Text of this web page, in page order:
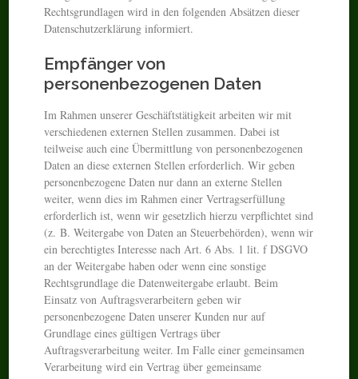
Rechtsgrundlagen wird in den folgenden Absätzen dieser
Datenschutzerklärung informiert.
Empfänger von
personenbezogenen Daten
Im Rahmen unserer Geschäftstätigkeit arbeiten wir mit
verschiedenen externen Stellen zusammen. Dabei ist
teilweise auch eine Übermittlung von personenbezogenen
Daten an diese externen Stellen erforderlich. Wir geben
personenbezogene Daten nur dann an externe Stellen
weiter, wenn dies im Rahmen einer Vertragserfüllung
erforderlich ist, wenn wir gesetzlich hierzu verpflichtet sind
(z. B. Weitergabe von Daten an Steuerbehörden), wenn wir
ein berechtigtes Interesse nach Art. 6 Abs. 1 lit. f DSGVO
an der Weitergabe haben oder wenn eine sonstige
Rechtsgrundlage die Datenweitergabe erlaubt. Beim
Einsatz von Auftragsverarbeitern geben wir
personenbezogene Daten unserer Kunden nur auf
Grundlage eines gültigen Vertrags über
Auftragsverarbeitung weiter. Im Falle einer gemeinsamen
Verarbeitung wird ein Vertrag über gemeinsame